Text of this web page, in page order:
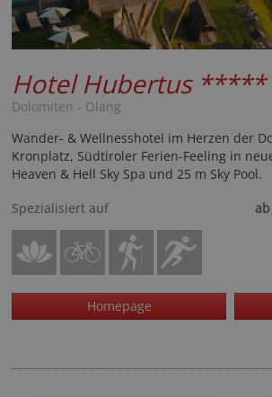
Hotel Hubertus *****
Dolomiten - Olang
Wander- & Wellnesshotel im Herzen der
Kronplatz, Südtiroler Ferien-Feeling in
Heaven & Hell Sky Spa und 25 m Sky Pool.
Spezialisiert auf
ab
Homepage